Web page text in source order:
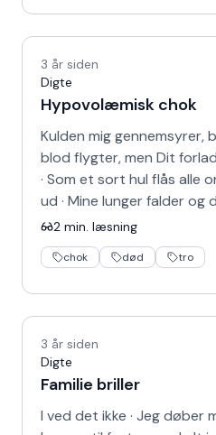
3 år siden
Digte
Hypovolæmisk chok
Kulden mig gennemsyrer,
blod flygter, men Dit
· Som et sort hul flås alle
ud · Mine lunger falder og
2 min. læsning
chok død tro
3 år siden
Digte
Familie briller
I ved det ikke · Jeg døber